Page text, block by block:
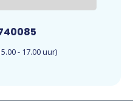
- 17.00 uur)